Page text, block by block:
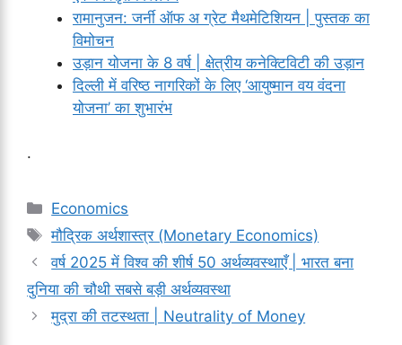
रामानुजन: जर्नी ऑफ अ ग्रेट मैथमेटिशियन | पुस्तक का
विमोचन
उड़ान योजना के 8 वर्ष | क्षेत्रीय कनेक्टिविटी की उड़ान
दिल्ली में वरिष्ठ नागरिकों के लिए ‘आयुष्मान वय वंदना
योजना’ का शुभारंभ
.
Categories
Economics
Tags
मौद्रिक अर्थशास्त्र (Monetary Economics)
वर्ष 2025 में विश्व की शीर्ष 50 अर्थव्यवस्थाएँ | भारत बना
दुनिया की चौथी सबसे बड़ी अर्थव्यवस्था
मुद्रा की तटस्थता | Neutrality of Money